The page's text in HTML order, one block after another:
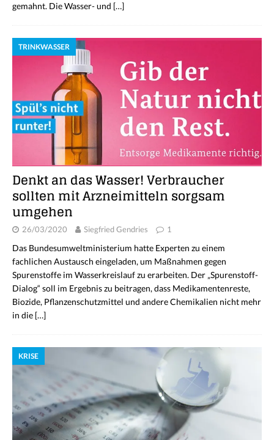
gemahnt. Die Wasser- und […]
TRINKWASSER
Denkt an das Wasser! Verbraucher
sollten mit Arzneimitteln sorgsam
umgehen
26/03/2020 Siegfried Gendries 1
Das Bundesumweltministerium hatte Experten zu einem
fachlichen Austausch eingeladen, um Maßnahmen gegen
Spurenstoffe im Wasserkreislauf zu erarbeiten. Der „Spurenstoff-
Dialog“ soll im Ergebnis zu beitragen, dass Medikamentenreste,
Biozide, Pflanzenschutzmittel und andere Chemikalien nicht mehr
in die […]
KRISE